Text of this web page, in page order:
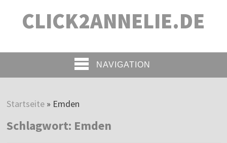
CLICK2ANNELIE.DE
NAVIGATION
Startseite » Emden
Schlagwort: Emden